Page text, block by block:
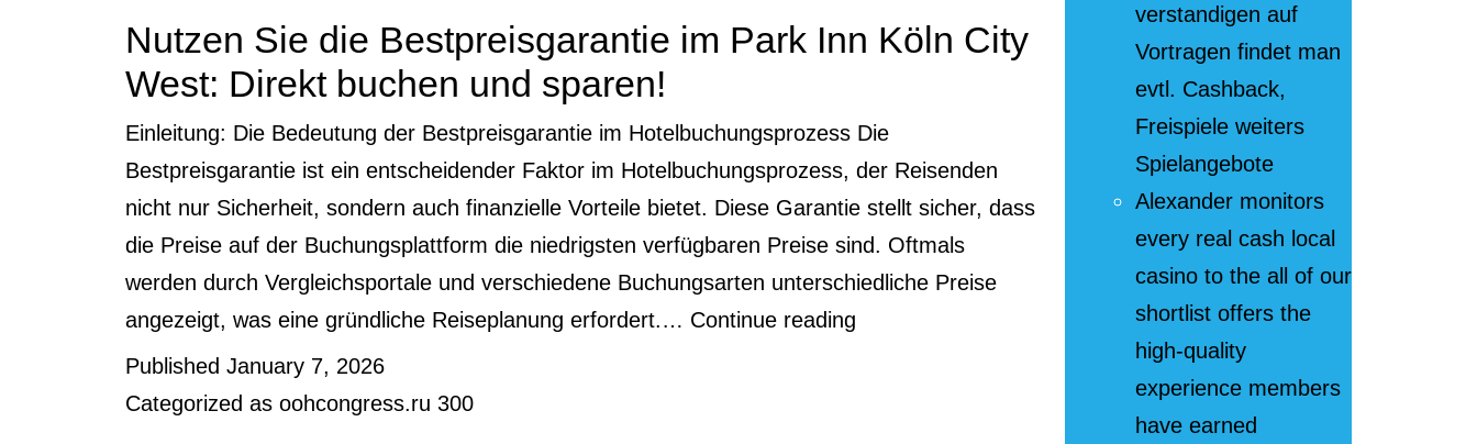
verstandigen auf
Vortragen findet man
evtl. Cashback,
Freispiele weiters
Spielangebote
Alexander monitors
every real cash local
casino to the all of our
shortlist offers the
high-quality
experience members
have earned
Programelor
Nutzen Sie die Bestpreisgarantie im Park Inn Köln City
West: Direkt buchen und sparen!
Einleitung: Die Bedeutung der Bestpreisgarantie im Hotelbuchungsprozess Die
Bestpreisgarantie ist ein entscheidender Faktor im Hotelbuchungsprozess, der Reisenden
nicht nur Sicherheit, sondern auch finanzielle Vorteile bietet. Diese Garantie stellt sicher, dass
die Preise auf der Buchungsplattform die niedrigsten verfügbaren Preise sind. Oftmals
werden durch Vergleichsportale und verschiedene Buchungsarten unterschiedliche Preise
angezeigt, was eine gründliche Reiseplanung erfordert.… Continue reading
Published January 7, 2026
Categorized as oohcongress.ru 300